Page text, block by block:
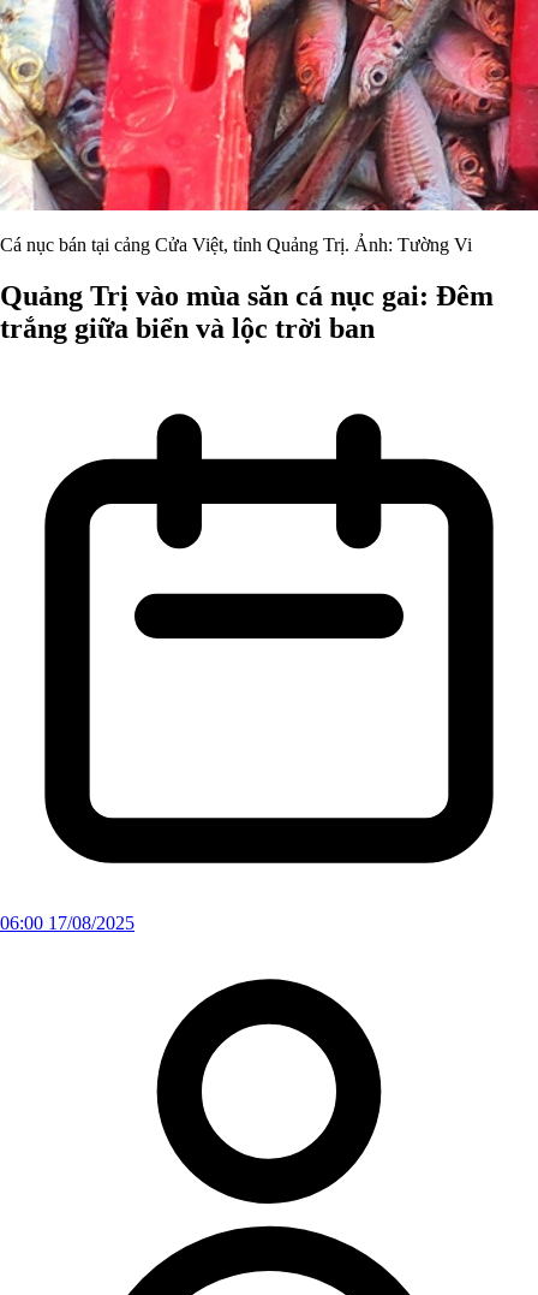
Cá nục bán tại cảng Cửa Việt, tỉnh Quảng Trị. Ảnh: Tường Vi
Quảng Trị vào mùa săn cá nục gai: Đêm
trắng giữa biển và lộc trời ban
06:00 17/08/2025